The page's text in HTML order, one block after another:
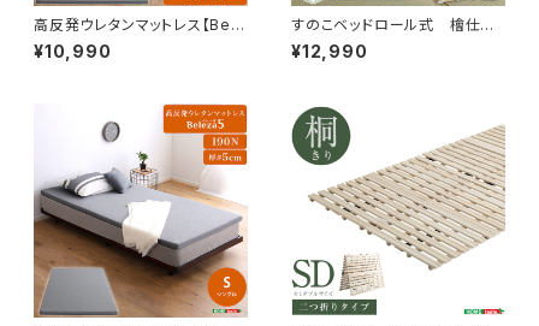
高反発ウレタンマットレス【Bele
za5-ベレーザ・ファイブ-】(キン
グ) ORM-05K
¥10,990
すのこベッドロール式 檜仕様
(ダブル)【涼風】 HNK-R-D
¥12,990